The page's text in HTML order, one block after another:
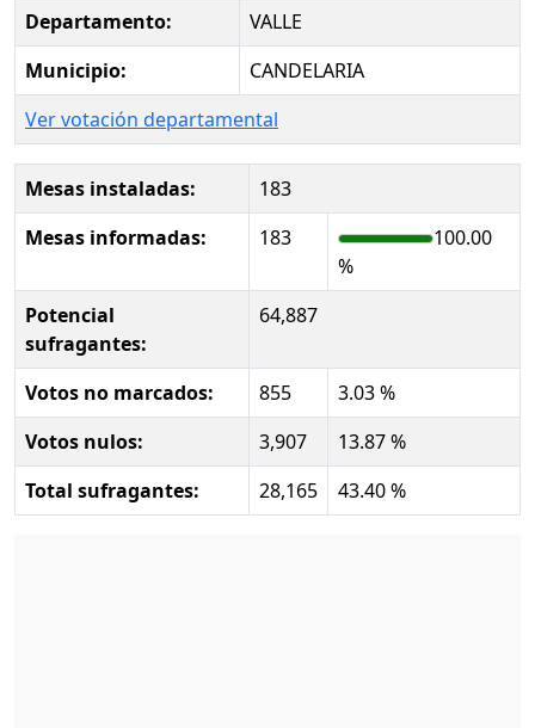
Departamento:
VALLE
Municipio:
CANDELARIA
Ver votación departamental
Mesas instaladas:
183
Mesas informadas:
183
100.00
%
Potencial
sufragantes:
64,887
Votos no marcados: 855
3.03 %
Votos nulos:
3,907
13.87 %
Total sufragantes:
28,165 43.40 %